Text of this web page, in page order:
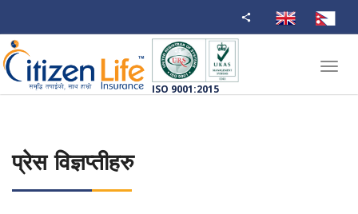
ISO 9001:2015
प्रेस विज्ञप्तीहरु